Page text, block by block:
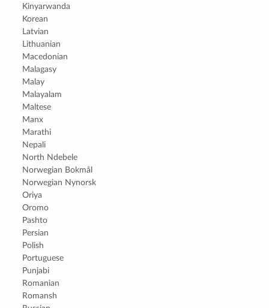
Kinyarwanda
Korean
Latvian
Lithuanian
Macedonian
Malagasy
Malay
Malayalam
Maltese
Manx
Marathi
Nepali
North Ndebele
Norwegian Bokmål
Norwegian Nynorsk
Oriya
Oromo
Pashto
Persian
Polish
Portuguese
Punjabi
Romanian
Romansh